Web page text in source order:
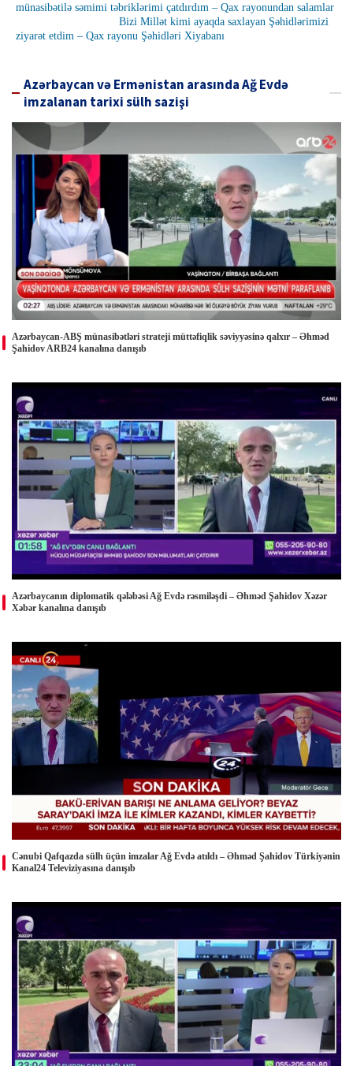
münasibətilə səmimi təbriklərimi çatdırdım – Qax rayonundan salamlar
Bizi Millət kimi ayaqda saxlayan Şəhidlərimizi
ziyarət etdim – Qax rayonu Şəhidləri Xiyabanı
Azərbaycan və Ermənistan arasında Ağ Evdə
imzalanan tarixi sülh sazişi
Azərbaycan-ABŞ münasibətləri strateji müttəfiqlik səviyyəsinə qalxır – Əhməd
Şahidov ARB24 kanalına danışıb
Azərbaycanın diplomatik qələbəsi Ağ Evdə rəsmiləşdi – Əhməd Şahidov Xəzər
Xəbər kanalına danışıb
Cənubi Qafqazda sülh üçün imzalar Ağ Evdə atıldı – Əhməd Şahidov Türkiyənin
Kanal24 Televiziyasına danışıb